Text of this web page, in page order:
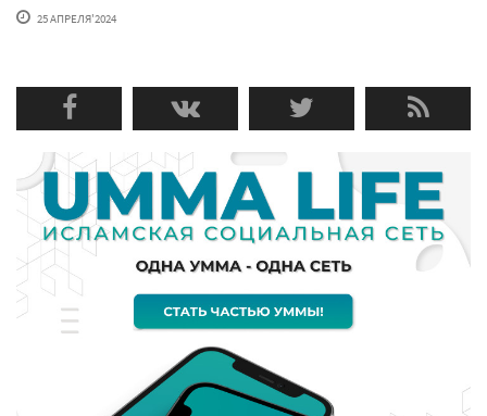
25 АПРЕЛЯ'2024